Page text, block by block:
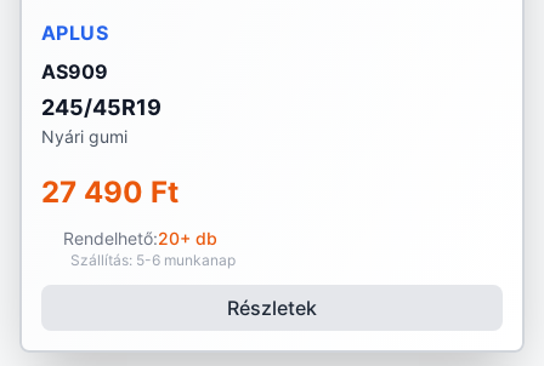
APLUS
AS909
245/45R19
Nyári gumi
27 490 Ft
Rendelhető:20+ db
Szállítás: 5-6 munkanap
Részletek